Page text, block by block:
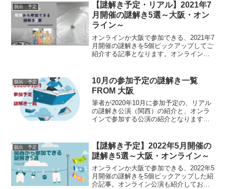
脱出 予定
【謎解き予定・リアル】2021年7
月開催の謎解き5選～大阪・オン
ライン～
オンラインか大阪で参加できる、2021年7
月開催の謎解きを5個ピックアップしてご
紹介する記事となります。オンライン公
（コロナによりイベントが中止になる場
合がありますので最新情報は公式ページ
を確認ください）
脱出 予定
10月の参加予定の謎解き一覧
FROM 大阪
筆者が2020年10月に参加予定の、リアル
の謎解き公演（関西）の紹介と、オンラ
インで参加する公演の紹介となります。
されない公演には注意ください！
脱出 予定
【謎解き予定】2022年5月開催の
謎解き5選～大阪・オンライン～
オンラインか大阪で参加できる、2022年5
月開催の謎解きを5個ピックアップした紹
介記事。オンライン公演も紹介しており